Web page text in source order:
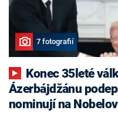
7 fotografií
Ázerbájdžánu
nominují na